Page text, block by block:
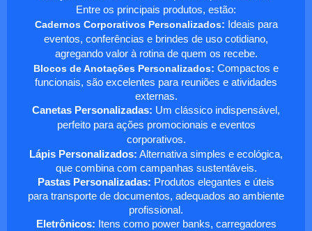
Entre os principais produtos, estão:
Cadernos Corporativos Personalizados: Ideais para
eventos, conferências e brindes de uso cotidiano,
agregando valor à rotina de quem os recebe.
Blocos de Anotações Personalizados: Compactos e
funcionais, são excelentes para reuniões e atividades
externas.
Canetas Personalizadas: Um clássico indispensável,
perfeito para ações promocionais e eventos
corporativos.
Lápis Personalizados: Alternativa simples e ecológica,
que combina com campanhas sustentáveis.
Pastas Personalizadas: Produtos elegantes e úteis
para transporte de documentos, adequados ao ambiente
profissional.
Eletrônicos: Itens como power banks, carregadores